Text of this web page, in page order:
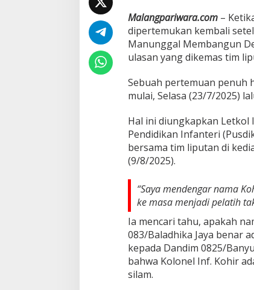
h
u
n
i
n
K
e
e
r
u
a
n
a
Malangpariwara.com–
dipertemukan kembali
Manunggal Membangun
ulasan yang dikemas tim
Sebuah pertemuan penuh
mulai, Selasa (23/7/2025)
Hal ini diungkapkan Letkol
Pendidikan Infanteri
bersama tim liputan di
(9/8/2025).
“Saya mendengar nama
ke masa menjadi pelatih
Ia mencari tahu, apakah
083/Baladhika Jaya benar
kepada Dandim 0825/
bahwa Kolonel Inf. Kohir
silam.